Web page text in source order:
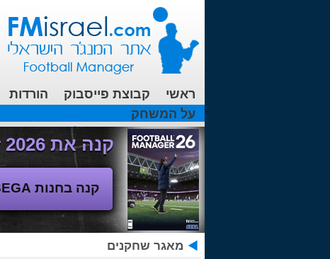
ראשי קבוצת פייסבוק הורדות
על המשחק
עכשיו בפורומים:FM19- איך יוצאים לחופשה עם המאמן ?
קנה את Football Manager 2026 - משחק המנג'ר החדש!
קנה בחנות SEGA
מאגר שחקנים